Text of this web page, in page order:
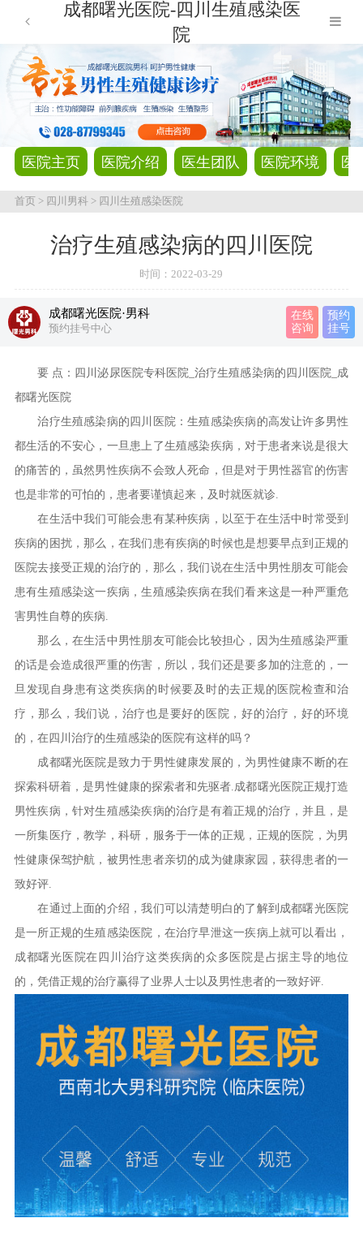
成都曙光医院-四川生殖感染医
院
医院主页 医院介绍 医生团队 医院环境 医
首页> 四川男科> 四川生殖感染医院
治疗生殖感染病的四川医院
时间：2022-03-29
成都曙光医院·男科
预约挂号中心
在线
咨询
预约
挂号
要 点：四川泌尿医院专科医院_治疗生殖感染病的四川医院_成
都曙光医院
治疗生殖感染病的四川医院：生殖感染疾病的高发让许多男性
都生活的不安心，一旦患上了生殖感染疾病，对于患者来说是很大
的痛苦的，虽然男性疾病不会致人死命，但是对于男性器官的伤害
也是非常的可怕的，患者要谨慎起来，及时就医就诊.
在生活中我们可能会患有某种疾病，以至于在生活中时常受到
疾病的困扰，那么，在我们患有疾病的时候也是想要早点到正规的
医院去接受正规的治疗的，那么，我们说在生活中男性朋友可能会
患有生殖感染这一疾病，生殖感染疾病在我们看来这是一种严重危
害男性自尊的疾病.
那么，在生活中男性朋友可能会比较担心，因为生殖感染严重
的话是会造成很严重的伤害，所以，我们还是要多加的注意的，一
旦发现自身患有这类疾病的时候要及时的去正规的医院检查和治
疗，那么，我们说，治疗也是要好的医院，好的治疗，好的环境
的，在四川治疗的生殖感染的医院有这样的吗？
成都曙光医院是致力于男性健康发展的，为男性健康不断的在
探索科研着，是男性健康的探索者和先驱者.成都曙光医院正规打造
男性疾病，针对生殖感染疾病的治疗是有着正规的治疗，并且，是
一所集医疗，教学，科研，服务于一体的正规，正规的医院，为男
性健康保驾护航，被男性患者亲切的成为健康家园，获得患者的一
致好评.
在通过上面的介绍，我们可以清楚明白的了解到成都曙光医院
是一所正规的生殖感染医院，在治疗早泄这一疾病上就可以看出，
成都曙光医院在四川治疗这类疾病的众多医院是占据主导的地位
的，凭借正规的治疗赢得了业界人士以及男性患者的一致好评.